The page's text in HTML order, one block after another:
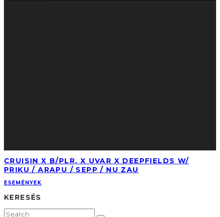
CRUISIN X B/PLR. X UVAR X DEEPFIELDS W/
PRIKU / ARAPU / SEPP / NU ZAU
ESEMÉNYEK
KERESÉS